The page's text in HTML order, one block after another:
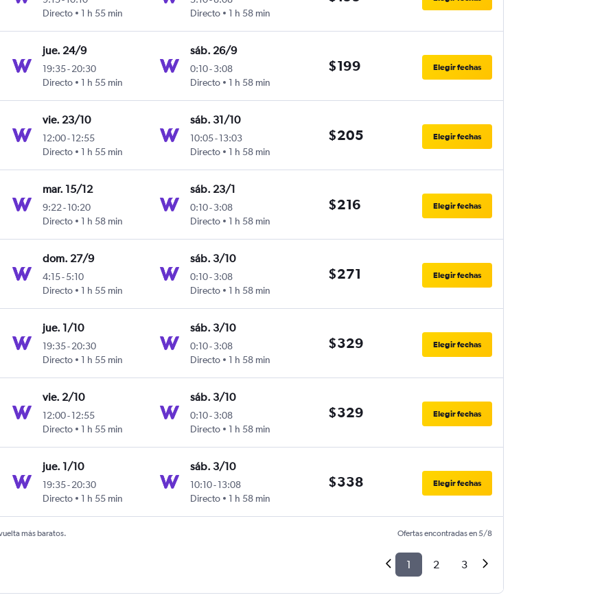
Bolívar
Directo
1 h 55 min
Directo
1 h 58 min
Bolívar
jue. 24/9
19:35-20:30
Directo
1 h 55 min
sáb. 26/9
0:10-3:08
Directo
1 h 58 min
$199 Elegir fechas
Bolívar
vie. 23/10
12:00-12:55
Directo
1 h 55 min
sáb. 31/10
10:05-13:03
Directo
1 h 58 min
$205 Elegir fechas
Bolívar
mar. 15/12
9:22-10:20
Directo
1 h 58 min
sáb. 23/1
0:10-3:08
Directo
1 h 58 min
$216 Elegir fechas
Bolívar
dom. 27/9
4:15-5:10
Directo
1 h 55 min
sáb. 3/10
0:10-3:08
Directo
1 h 58 min
$271 Elegir fechas
Bolívar
jue. 1/10
19:35-20:30
Directo
1 h 55 min
sáb. 3/10
0:10-3:08
Directo
1 h 58 min
$329 Elegir fechas
Bolívar
vie. 2/10
12:00-12:55
Directo
1 h 55 min
sáb. 3/10
0:10-3:08
Directo
1 h 58 min
$329 Elegir fechas
Bolívar
jue. 1/10
19:35-20:30
Directo
1 h 55 min
sáb. 3/10
10:10-13:08
Directo
1 h 58 min
$338 Elegir fechas
más baratos. Ofertas encontradas en 5/8
1 2 3